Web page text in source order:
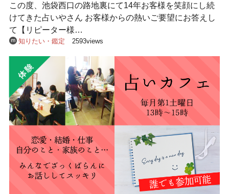
この度、池袋西口の路地裏にて14年お客様を笑顔にし続
けてきた占いやさん お客様からの熱いご要望にお答えし
て【リピーター様…
知りたい・鑑定 2593views